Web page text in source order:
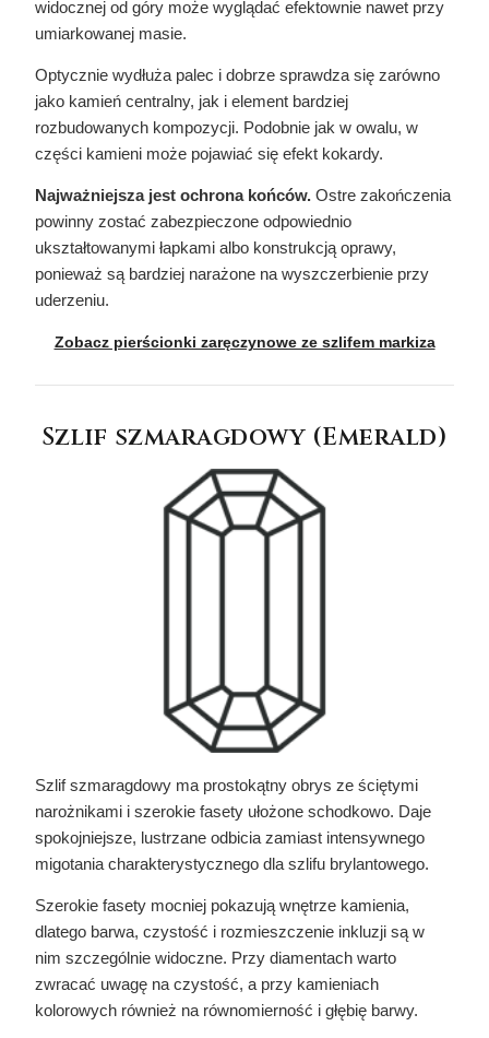
widocznej od góry może wyglądać efektownie nawet przy
umiarkowanej masie.
Optycznie wydłuża palec i dobrze sprawdza się zarówno
jako kamień centralny, jak i element bardziej
rozbudowanych kompozycji. Podobnie jak w owalu, w
części kamieni może pojawiać się efekt kokardy.
Najważniejsza jest ochrona końców. Ostre zakończenia
powinny zostać zabezpieczone odpowiednio
ukształtowanymi łapkami albo konstrukcją oprawy,
ponieważ są bardziej narażone na wyszczerbienie przy
uderzeniu.
Zobacz pierścionki zaręczynowe ze szlifem markiza
Szlif szmaragdowy (Emerald)
Szlif szmaragdowy ma prostokątny obrys ze ściętymi
narożnikami i szerokie fasety ułożone schodkowo. Daje
spokojniejsze, lustrzane odbicia zamiast intensywnego
migotania charakterystycznego dla szlifu brylantowego.
Szerokie fasety mocniej pokazują wnętrze kamienia,
dlatego barwa, czystość i rozmieszczenie inkluzji są w
nim szczególnie widoczne. Przy diamentach warto
zwracać uwagę na czystość, a przy kamieniach
kolorowych również na równomierność i głębię barwy.